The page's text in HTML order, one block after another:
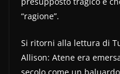
“ragione”.
Si ritorni alla lettura di
Allison: Atene era